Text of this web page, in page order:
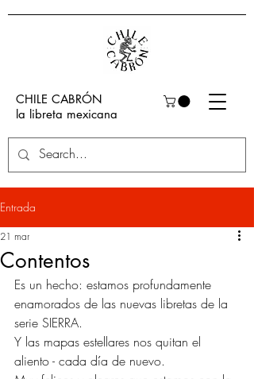
CHILE CABRÓN
la libreta mexicana
Entrada
Contentos
21 mar
Es un hecho: estamos profundamente
enamorados de las nuevas libretas de la
serie SIERRA.
Y las mapas estellares nos quitan el
aliento - cada día de nuevo.